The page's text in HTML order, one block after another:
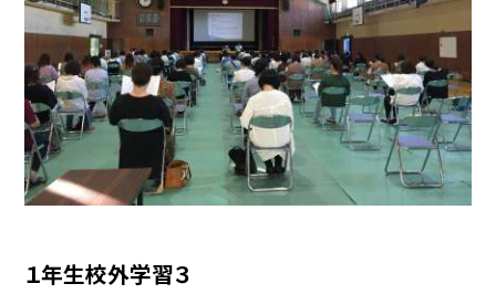
１年生校外学習３